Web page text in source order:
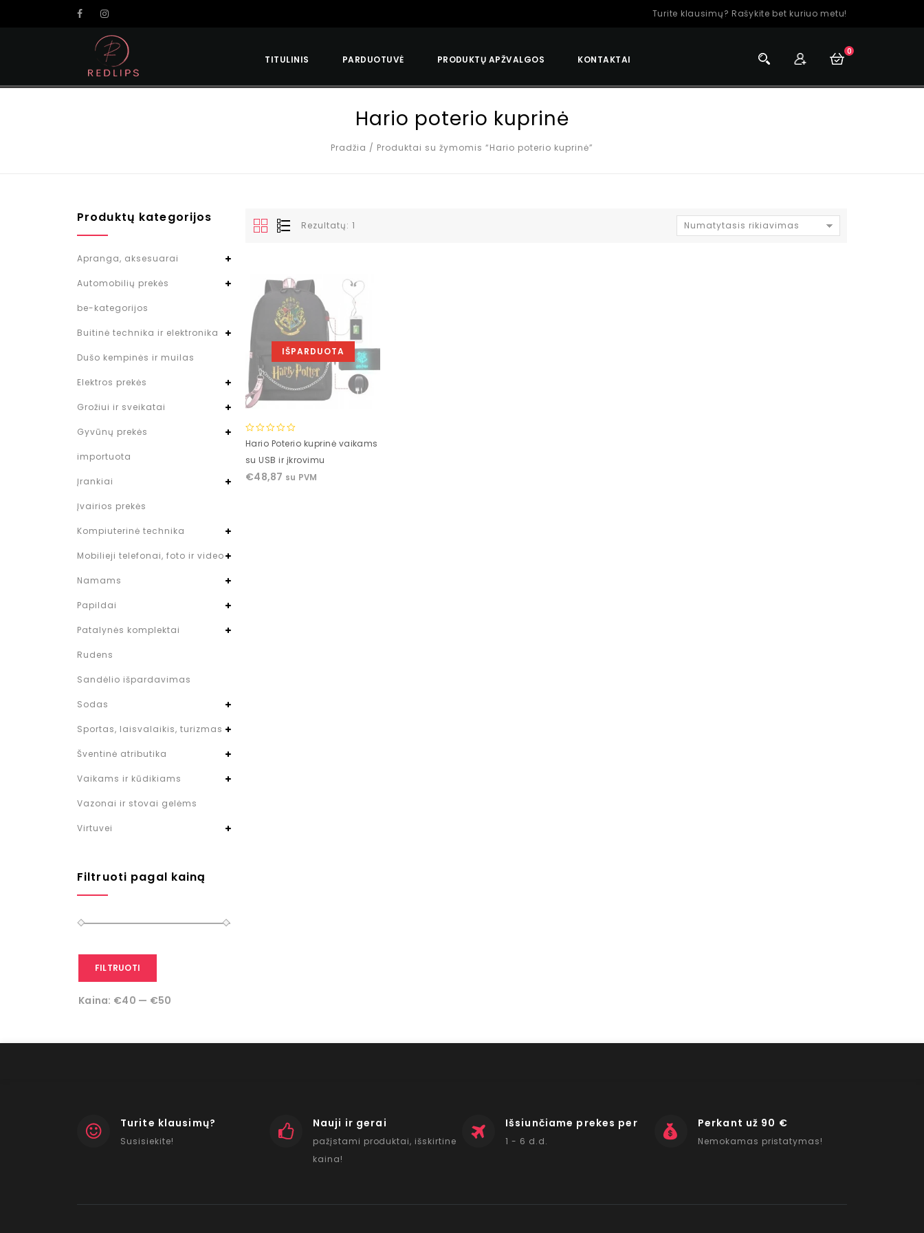
Turite klausimų? Rašykite bet kuriuo metu!
TITULINIS PARDUOTUVĖ PRODUKTŲ APŽVALGOS KONTAKTAI
0
Hario poterio kuprinė
Pradžia / Produktai su žymomis “Hario poterio kuprinė”
Rezultatų: 1 Numatytasis rikiavimas
IŠPARDUOTA
0
of
5
Hario Poterio kuprinė vaikams
su USB ir įkrovimu
€48,87 su PVM
Produktų kategorijos
Apranga, aksesuarai
Automobilių prekės
be-kategorijos
Buitinė technika ir elektronika
Dušo kempinės ir muilas
Elektros prekės
Grožiui ir sveikatai
Gyvūnų prekės
importuota
Įrankiai
Įvairios prekės
Kompiuterinė technika
Mobilieji telefonai, foto ir video
Namams
Papildai
Patalynės komplektai
Rudens
Sandėlio išpardavimas
Sodas
Sportas, laisvalaikis, turizmas
Šventinė atributika
Vaikams ir kūdikiams
Vazonai ir stovai gelėms
Virtuvei
Filtruoti pagal kainą
FILTRUOTI
Kaina: €40 — €50
Turite klausimų?
Susisiekite!
Nauji ir gerai
pažįstami produktai, išskirtine
kaina!
Išsiunčiame prekes per
1 - 6 d.d.
Perkant už 90 €
Nemokamas pristatymas!